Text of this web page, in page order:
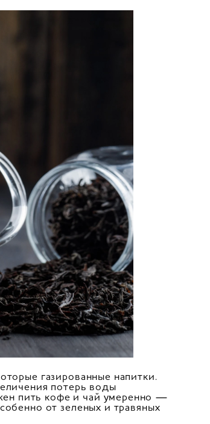
газированные напитки.
потерь воды
пить кофе и чай умеренно —
от зеленых и травяных